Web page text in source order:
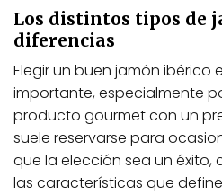
Los distintos tipos de
diferencias
Elegir un buen jamón ibérico
importante, especialmente
producto gourmet con un
suele reservarse para
que la elección sea un éxito,
las características que